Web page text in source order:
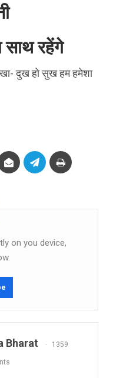
रहेंगे
दुख हो सुख हम हमेशा
on you device,
Bharat 1359